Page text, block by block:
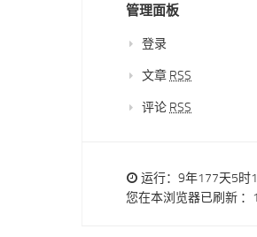
管理面板
登录
文章 RSS
评论 RSS
运行：9年177天5时
您在本浏览器已刷新 ：1